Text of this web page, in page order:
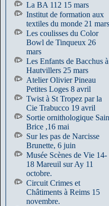
La BA 112 15 mars
Institut de formation aux
textiles du monde 21 mars
Les coulisses du Color
Bowl de Tinqueux 26
mars
Les Enfants de Bacchus à
Hautvillers 25 mars
Atelier Olivier Pineau
Petites Loges 8 avril
Twist à St Tropez par la
Cie Trabucco 19 avril
Sortie ornithologique
Brice ,16 mai
Sur les pas de Narcisse
Brunette, 6 juin
Musée Scènes de Vie 14-
18 Mareuil sur Ay 11
octobre.
Circuit Crimes et
Châtiments à Reims 15
novembre.